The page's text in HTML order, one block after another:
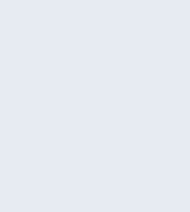
keinen